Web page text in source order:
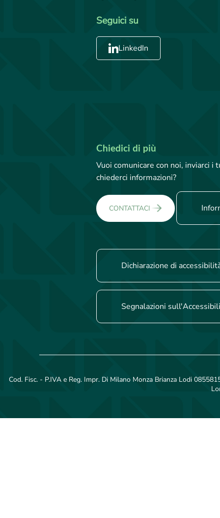
Seguici su
LinkedIn
Chiedici di più
Vuoi comunicare con noi, inviarci
chiederci informazioni?
CONTATTACI
Dichiarazione di
Segnalazioni
Cod. Fisc. - P.IVA e Reg. Impr. Di Milano Monza Brianza Lodi